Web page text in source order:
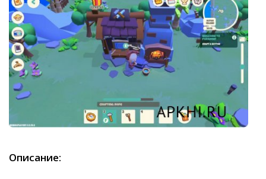
Описание: